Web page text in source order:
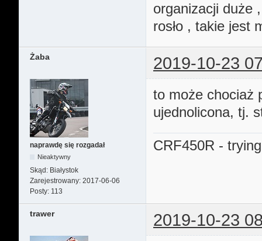
organizacji duże
rosło , takie jest
Żaba 2019-10-23
naprawdę się rozgadał
Nieaktywny
Skąd: Białystok
Zarejestrowany: 2017-06-06
Posty: 113
to może chociaż
ujednolicona, tj.
CRF450R -
trawer 2019-10-23